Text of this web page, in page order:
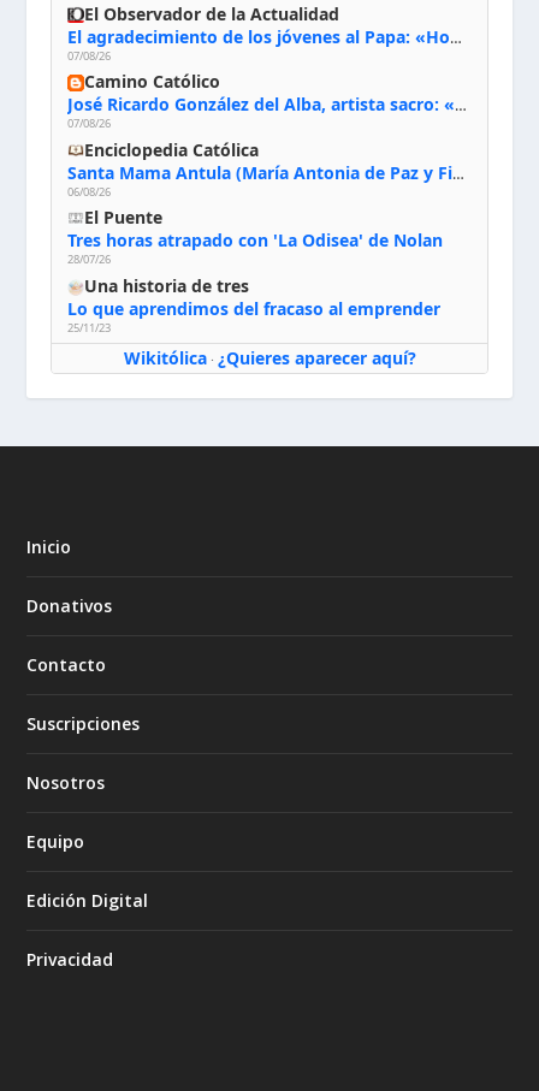
El Observador de la Actualidad
El agradecimiento de los jóvenes al Papa: «Hoy nos sentimos Iglesia»
07/08/26
Camino Católico
José Ricardo González del Alba, artista sacro: «Yo oro, hablo con Dios, le pido al Espíritu Santo su inspiración y siempre pinto rezando el rosario para que sea Él quien actúe a través de mis manos»
07/08/26
Enciclopedia Católica
Santa Mama Antula (María Antonia de Paz y Figueroa)
06/08/26
El Puente
Tres horas atrapado con 'La Odisea' de Nolan
28/07/26
Una historia de tres
Lo que aprendimos del fracaso al emprender
25/11/23
Wikitólica· ¿Quieres aparecer aquí?
Inicio
Donativos
Contacto
Suscripciones
Nosotros
Equipo
Edición Digital
Privacidad